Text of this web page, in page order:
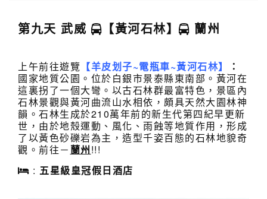
第九天 武威 【黃河石林】 蘭州
上午前往遊覽 【羊皮划子~電瓶車~黃河石林】
：
國家地質公園。位於白銀市景泰縣東南部。黃河在
這裏拐了一個大彎。以古石林群最富特色，景區內
石林景觀與黃河曲流山水相依，頗具天然大園林神
韻。石林生成於210萬年前的新生代第四紀早更新
世，由於地殼運動、風化、雨蝕等地質作用，形成
了以黃色砂礫岩為主，造型千姿百態的石林地貌奇
觀。前往－ 蘭州!!!
: 五星級皇冠假日酒店